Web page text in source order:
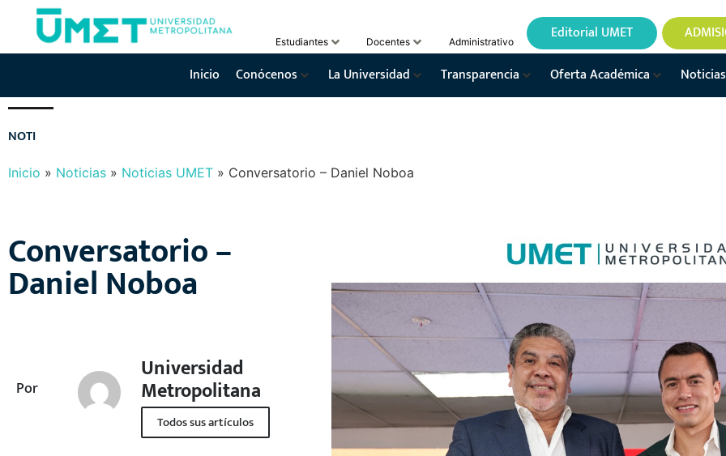
Estudiantes Docentes Administrativo Editorial UMET
Inicio
Conócenos La Universidad Transparencia Oferta Académica
NOTI
Inicio » Noticias » Noticias UMET » Conversatorio – Daniel Noboa
Conversatorio –
Daniel Noboa
Por
Universidad
Metropolitana
Todos sus artículos